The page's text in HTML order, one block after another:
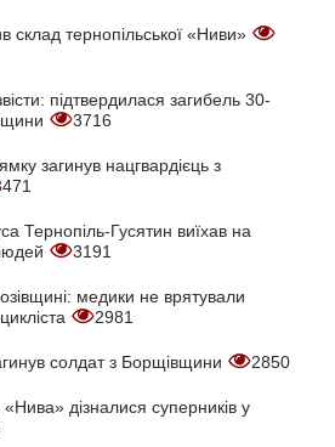
склад тернопільської «Ниви»
підтвердилася загибель 30-
3716
загинув нацгвардієць з
Тернопіль-Гусятин виїхав на
3191
медики не врятували
2981
солдат з Борщівщини 2850
дізналися суперників у